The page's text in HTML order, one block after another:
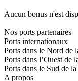
Aucun bonus n'est
Nos ports partenaires
Ports internationaux
Ports dans le Nord de
Ports dans l’Ouest de
Ports dans le Sud de
A propos